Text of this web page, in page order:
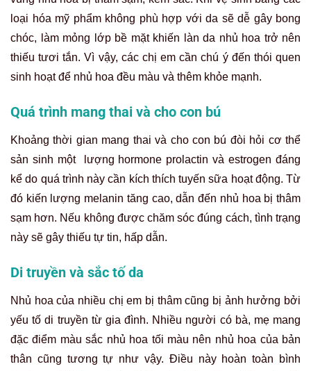
loại hóa mỹ phẩm không phù hợp với da sẽ dễ gây bong
chóc, làm mỏng lớp bề mặt khiến làn da nhủ hoa trở nên
thiếu tươi tắn. Vì vậy, các chị em cần chú ý đến thói quen
sinh hoạt để nhủ hoa đều màu và thêm khỏe mạnh.
Quá trình mang thai và cho con bú
Khoảng thời gian mang thai và cho con bú đòi hỏi cơ thể
sản sinh một lượng hormone prolactin và estrogen đáng
kể do quá trình này cần kích thích tuyến sữa hoạt động. Từ
đó kiến lượng melanin tăng cao, dẫn đến nhủ hoa bị thâm
sạm hơn. Nếu không được chăm sóc đúng cách, tình trạng
này sẽ gây thiếu tự tin, hấp dẫn.
Di truyền và sắc tố da
Nhủ hoa của nhiều chị em bị thâm cũng bị ảnh hưởng bởi
yếu tố di truyền từ gia đình. Nhiều người có bà, mẹ mang
đặc điểm màu sắc nhủ hoa tối màu nên nhủ hoa của bản
thân cũng tương tự như vậy. Điều này hoàn toàn bình